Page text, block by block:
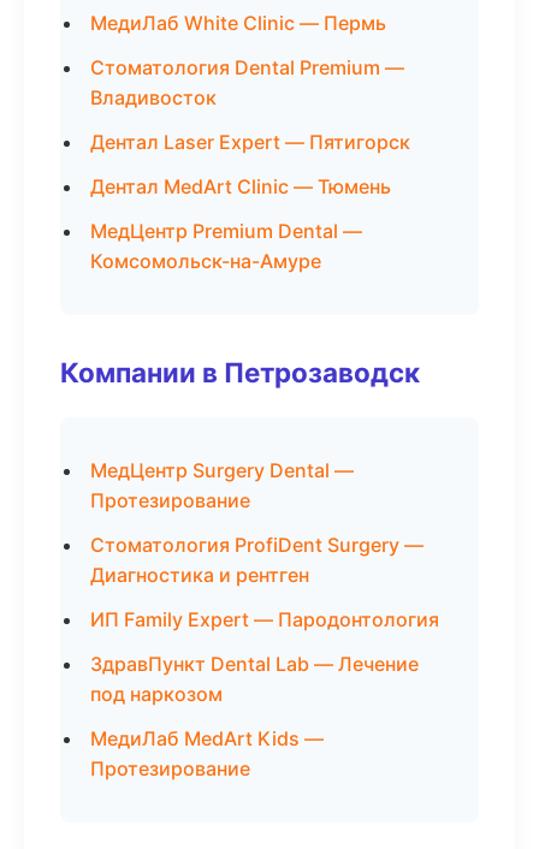
МедиЛаб White Clinic — Пермь
Стоматология Dental Premium —
Владивосток
Дентал Laser Expert — Пятигорск
Дентал MedArt Clinic — Тюмень
МедЦентр Premium Dental —
Комсомольск-на-Амуре
Компании в Петрозаводск
МедЦентр Surgery Dental —
Протезирование
Стоматология ProfiDent Surgery —
Диагностика и рентген
ИП Family Expert — Пародонтология
ЗдравПункт Dental Lab — Лечение
под наркозом
МедиЛаб MedArt Kids —
Протезирование